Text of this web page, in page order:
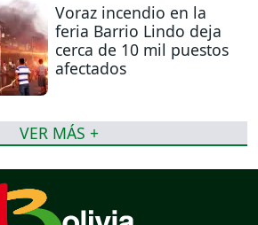
Voraz incendio en la
feria Barrio Lindo deja
cerca de 10 mil puestos
afectados
VER MÁS +